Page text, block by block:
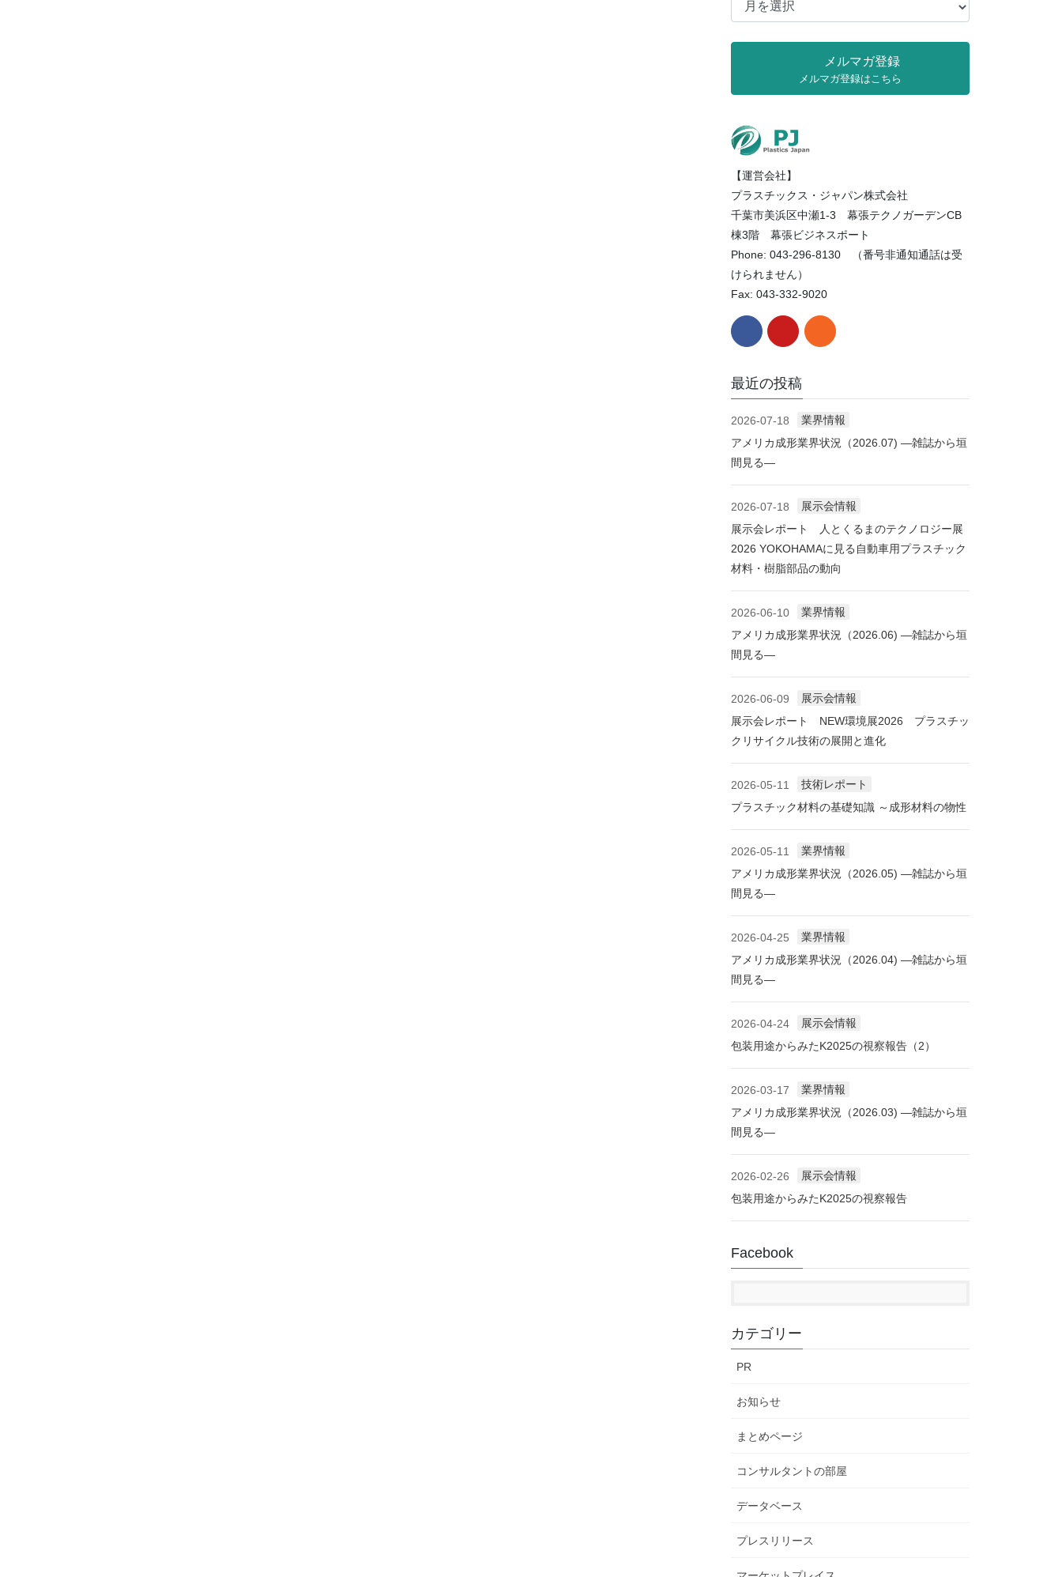
（月
別）
メルマガ登録
メルマガ登録はこちら
【運営会社】
プラスチックス・ジャパン株式会社
千葉市美浜区中瀬1-3 幕張テクノガーデンCB
棟3階 幕張ビジネスポート
Phone: 043-296-8130 （番号非通知通話は受
けられません）
Fax: 043-332-9020
最近の投稿
2026-07-18
業界情報
アメリカ成形業界状況（2026.07) ―雑誌から垣
間見る―
2026-07-18
展示会情報
展示会レポート 人とくるまのテクノロジー展
2026 YOKOHAMAに見る自動車用プラスチック
材料・樹脂部品の動向
2026-06-10
業界情報
アメリカ成形業界状況（2026.06) ―雑誌から垣
間見る―
2026-06-09
展示会情報
展示会レポート NEW環境展2026 プラスチッ
クリサイクル技術の展開と進化
2026-05-11
技術レポート
プラスチック材料の基礎知識 ～成形材料の物性
2026-05-11
業界情報
アメリカ成形業界状況（2026.05) ―雑誌から垣
間見る―
2026-04-25
業界情報
アメリカ成形業界状況（2026.04) ―雑誌から垣
間見る―
2026-04-24
展示会情報
包装用途からみたK2025の視察報告（2）
2026-03-17
業界情報
アメリカ成形業界状況（2026.03) ―雑誌から垣
間見る―
2026-02-26
展示会情報
包装用途からみたK2025の視察報告
Facebook
カテゴリー
PR
お知らせ
まとめページ
コンサルタントの部屋
データベース
プレスリリース